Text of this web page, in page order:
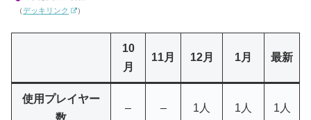
（デッキリンク ）
10
月
11月 12月 1月 最新
使用プレイヤー
数
– – 1人 1人 1人